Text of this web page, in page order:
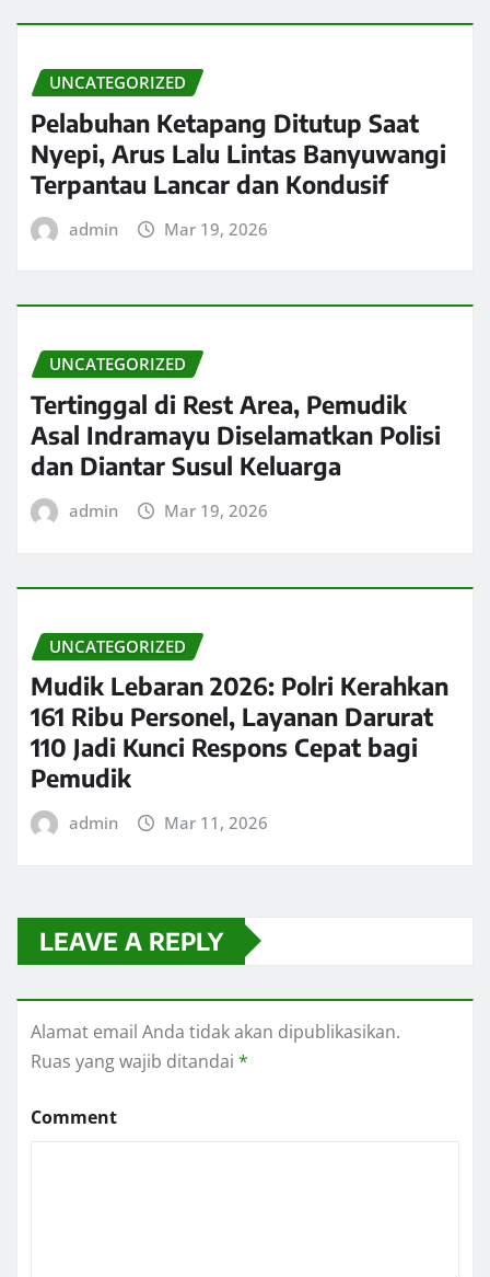
UNCATEGORIZED
Pelabuhan Ketapang Ditutup Saat
Nyepi, Arus Lalu Lintas Banyuwangi
Terpantau Lancar dan Kondusif
admin Mar 19, 2026
UNCATEGORIZED
Tertinggal di Rest Area, Pemudik
Asal Indramayu Diselamatkan Polisi
dan Diantar Susul Keluarga
admin Mar 19, 2026
UNCATEGORIZED
Mudik Lebaran 2026: Polri Kerahkan
161 Ribu Personel, Layanan Darurat
110 Jadi Kunci Respons Cepat bagi
Pemudik
admin Mar 11, 2026
LEAVE A REPLY
Alamat email Anda tidak akan dipublikasikan.
Ruas yang wajib ditandai *
Comment